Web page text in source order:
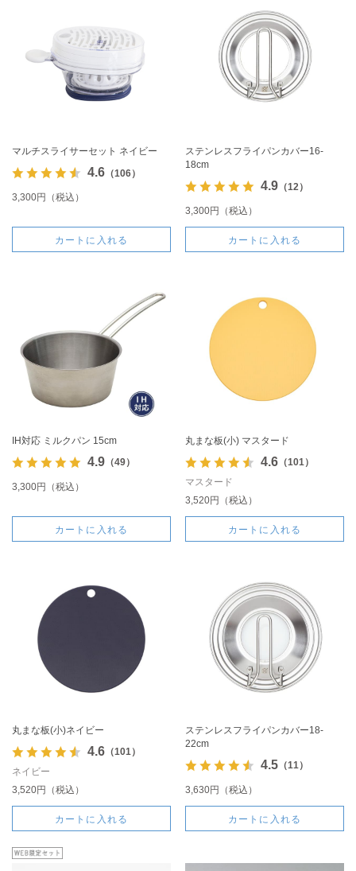
マルチスライサーセット ネイビー
4.6（106）
3,300円（税込）
カートに入れる
ステンレスフライパンカバー16-
18cm
4.9（12）
3,300円（税込）
カートに入れる
IH対応 ミルクパン 15cm
4.9（49）
3,300円（税込）
カートに入れる
丸まな板(小) マスタード
4.6（101）
マスタード
3,520円（税込）
カートに入れる
丸まな板(小)ネイビー
4.6（101）
ネイビー
3,520円（税込）
カートに入れる
ステンレスフライパンカバー18-
22cm
4.5（11）
3,630円（税込）
カートに入れる